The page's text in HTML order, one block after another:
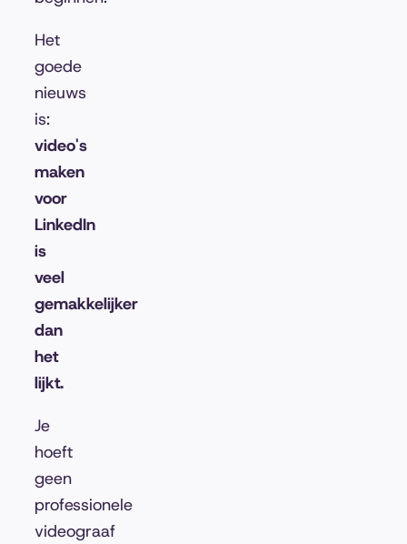
Het
goede
nieuws
is:
video's
maken
voor
LinkedIn
is
veel
gemakkelijker
dan
het
lijkt.
Je
hoeft
geen
professionele
videograaf